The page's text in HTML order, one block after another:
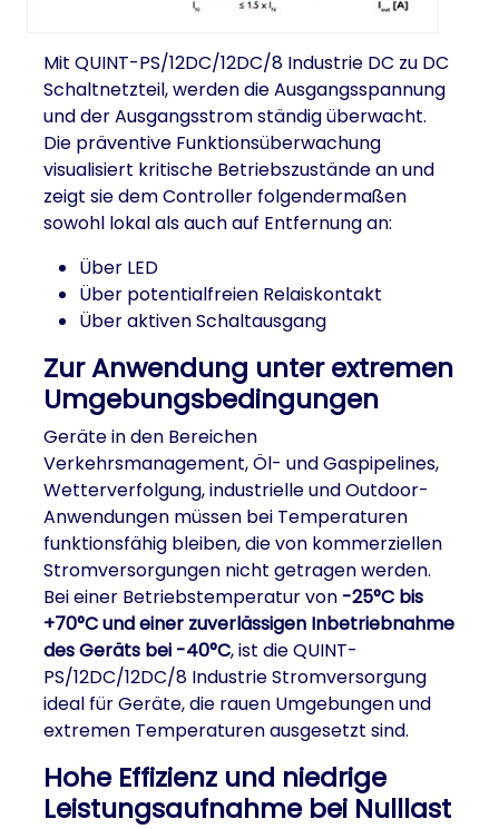
Mit QUINT-PS/12DC/12DC/8 Industrie DC zu DC
Schaltnetzteil, werden die Ausgangsspannung
und der Ausgangsstrom ständig überwacht.
Die präventive Funktionsüberwachung
visualisiert kritische Betriebszustände an und
zeigt sie dem Controller folgendermaßen
sowohl lokal als auch auf Entfernung an:
Über LED
Über potentialfreien Relaiskontakt
Über aktiven Schaltausgang
Zur Anwendung unter extremen
Umgebungsbedingungen
Geräte in den Bereichen
Verkehrsmanagement, Öl- und Gaspipelines,
Wetterverfolgung, industrielle und Outdoor-
Anwendungen müssen bei Temperaturen
funktionsfähig bleiben, die von kommerziellen
Stromversorgungen nicht getragen werden.
Bei einer Betriebstemperatur von -25°C bis
+70°C und einer zuverlässigen Inbetriebnahme
des Geräts bei -40°C, ist die QUINT-
PS/12DC/12DC/8 Industrie Stromversorgung
ideal für Geräte, die rauen Umgebungen und
extremen Temperaturen ausgesetzt sind.
Hohe Effizienz und niedrige
Leistungsaufnahme bei Nulllast